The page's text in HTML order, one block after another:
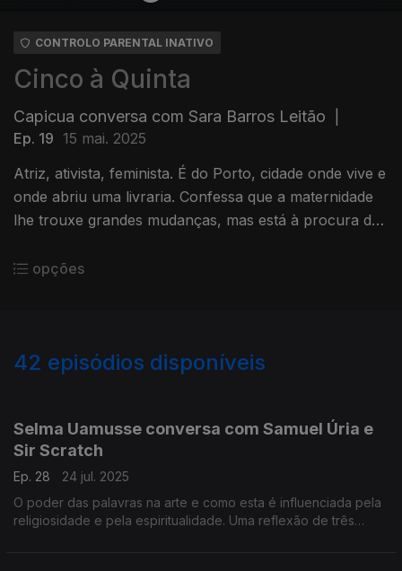
CONTROLO PARENTAL INATIVO
Cinco à Quinta
Capicua conversa com Sara Barros Leitão
Ep. 19 15 mai. 2025
Atriz, ativista, feminista. É do Porto, cidade onde vive e
onde abriu uma livraria. Confessa que a maternidade
lhe trouxe grandes mudanças, mas está à procura do
opções
42 episódios disponíveis
Selma Uamusse conversa com Samuel Úria e
Sir Scratch
Ep. 28
24 jul. 2025
O poder das palavras na arte e como esta é influenciada pela
religiosidade e pela espiritualidade. Uma reflexão de três